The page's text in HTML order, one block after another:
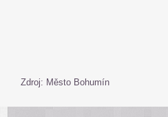
Zdroj: Město Bohumín